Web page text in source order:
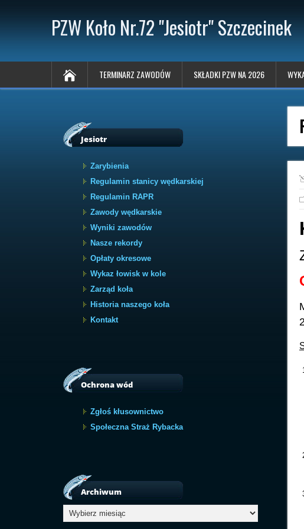
PZW Koło Nr.72 "Jesiotr" Szczecinek
TERMINARZ ZAWODÓW SKŁADKI PZW NA 2026
Jesiotr
Zarybienia
Regulamin stanicy wędkarskiej
Regulamin RAPR
Zawody wędkarskie
Wyniki zawodów
Nasze rekordy
Opłaty okresowe
Wykaz łowisk w kole
Zarząd koła
Historia naszego koła
Kontakt
Ochrona wód
Zgłoś kłusownictwo
Społeczna Straż Rybacka
Archiwum
Archiwum